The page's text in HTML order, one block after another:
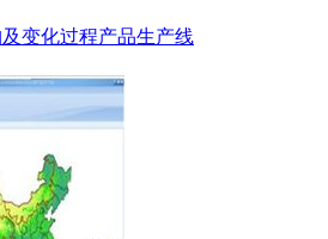
变化过程产品生产线